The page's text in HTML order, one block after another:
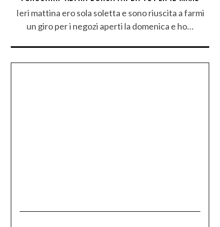
Ieri mattina ero sola soletta e sono riuscita a farmi
un giro per i negozi aperti la domenica e ho…